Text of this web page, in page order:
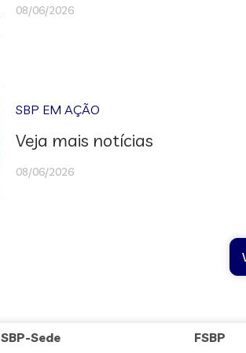
08/06/2026
SBP EM AÇÃO
Veja mais notícias
08/06/2026
SBP-Sede FSBP